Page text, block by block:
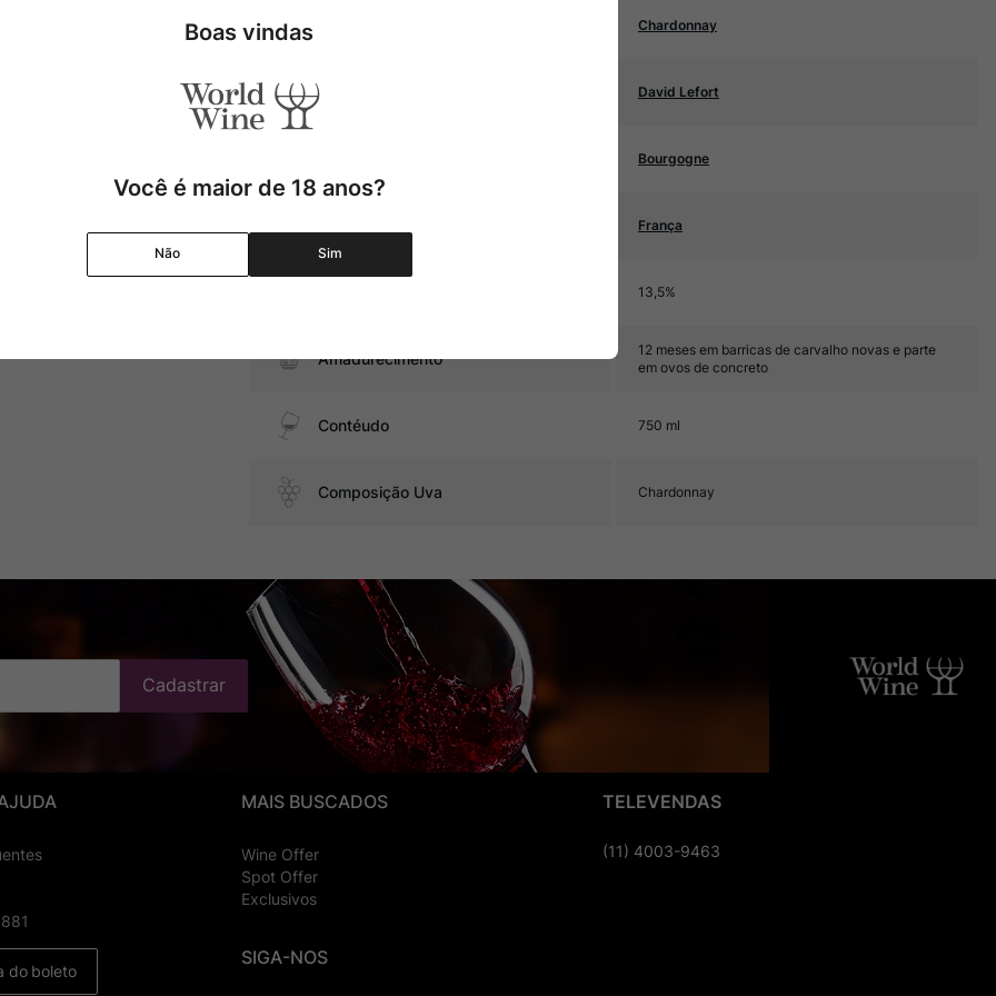
Chardonnay
Produtor David Lefort
Bourgogne
França
13,5%
Amadurecimento
12 meses em barricas de carvalho novas e parte
em ovos de concreto
Contéudo 750 ml
Composição Uva Chardonnay
Cadastrar
do boleto
MAIS BUSCADOS
Wine Offer
Spot Offer
Exclusivos
SIGA-NOS
TELEVENDAS
(11) 4003-9463
Boas vindas
Você é maior de 18 anos?
Não Sim